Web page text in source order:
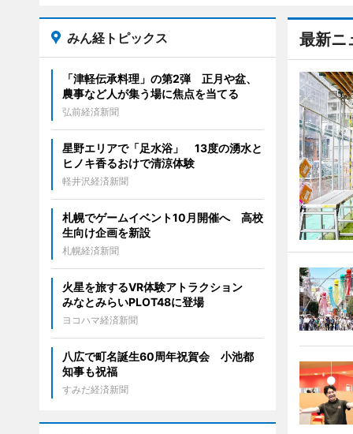
最新ニ
みん経トピックス
「津軽伝承料理」の第2弾 正月や盆、
農事など人が集う場に焦点を当てる
弘前経済新聞
星野エリアで「足水浴」 13度の湧水と
ヒノキ香るおけで清涼体験
軽井沢経済新聞
札幌でゲームイベント10月開催へ 高校
生向け企画を新設
札幌経済新聞
火星を旅するVR体験アトラクション
みなとみらいPLOT48に登場
ヨコハマ経済新聞
八広で町名誕生60周年祝賀会 小池都
知事も祝福
すみだ経済新聞